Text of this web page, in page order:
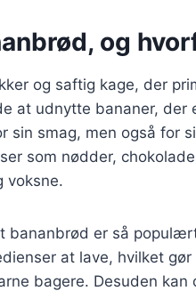
og
og saftig kage, der
at udnytte bananer,
sin smag, men også for
som nødder,
voksne.
bananbrød er så
at lave, hvilket
bagere. Desuden